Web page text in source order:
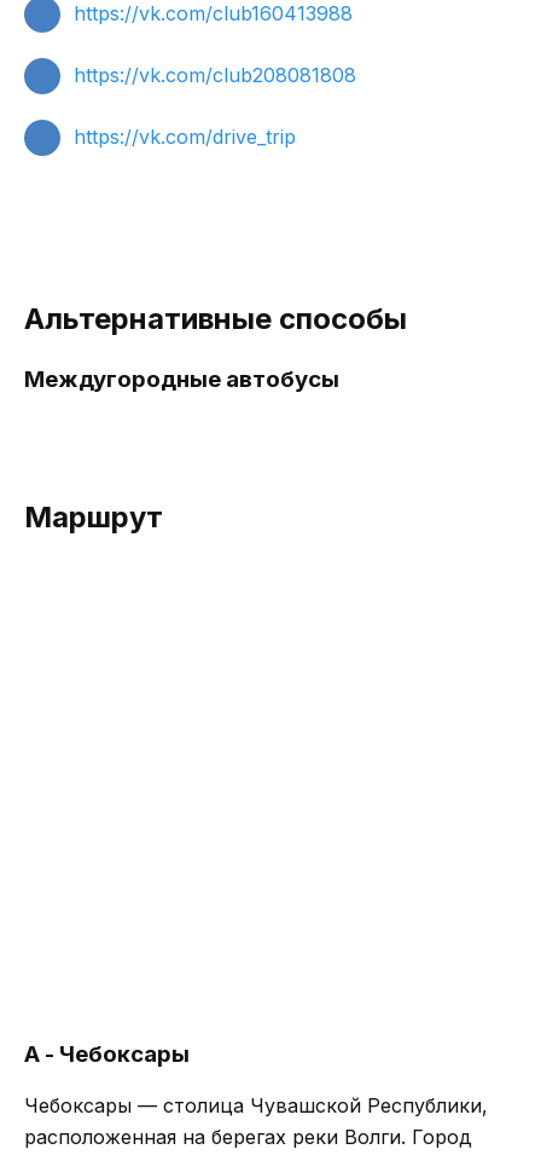
https://vk.com/club160413988
https://vk.com/club208081808
https://vk.com/drive_trip
Альтернативные способы
Междугородные автобусы
Маршрут
А - Чебоксары
Чебоксары — столица Чувашской Республики,
расположенная на берегах реки Волги. Город